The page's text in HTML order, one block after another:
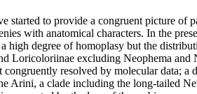
started to provide a congruent picture of
with anatomical characters. In the
a high degree of homoplasy but the
Loricoloriinae excluding Neophema and
resolved by molecular data;
Arini, a clade including the long-tailed